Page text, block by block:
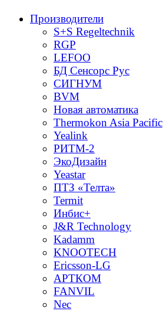
Производители
S+S Regeltechnik
RGP
LEFOO
БД Сенсорс Рус
СИГНУМ
BVM
Новая автоматика
Thermokon Asia Pacific
Yealink
РИТМ-2
ЭкоДизайн
Yeastar
ПТЗ «Телта»
Termit
Инбис+
J&R Technology
Kadamm
KNOOTECH
Ericsson-LG
АРТКОМ
FANVIL
Nec